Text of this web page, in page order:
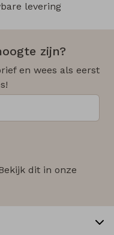
levering
zijn?
en wees als eerst
dit in onze